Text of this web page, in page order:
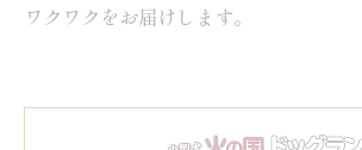
ワクワクをお届けします。